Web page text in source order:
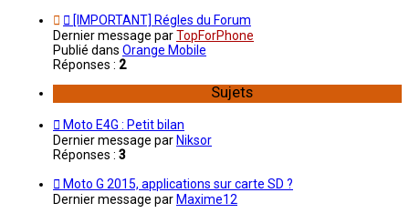
[IMPORTANT] Régles du Forum
Dernier message parTopForPhone
Publié dans Orange Mobile
Réponses : 2
Sujets
Moto E4G : Petit bilan
Dernier message par Niksor
Réponses : 3
Moto G 2015, applications sur carte SD ?
Dernier message par Maxime12